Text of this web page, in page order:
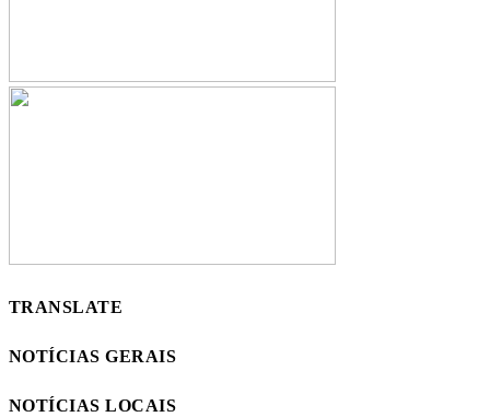
TRANSLATE
NOTÍCIAS GERAIS
NOTÍCIAS LOCAIS